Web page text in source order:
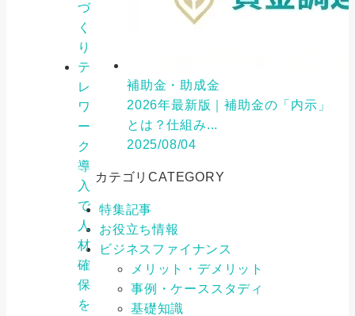
づ
く
り
テ
レ
ワ
ー
ク
導
入
で
人
材
確
保
を
補助金・助成金
2026年最新版｜補助金の「内示」
とは？仕組み...
2025/08/04
カテゴリCATEGORY
特集記事
お役立ち情報
ビジネスファイナンス
メリット・デメリット
事例・ケーススタディ
基礎知識